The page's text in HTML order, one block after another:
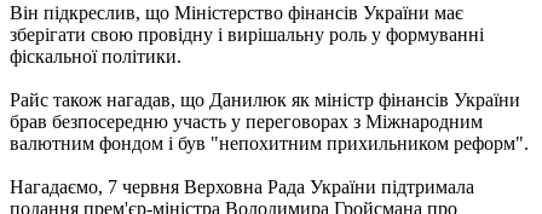
Він підкреслив, що Міністерство фінансів України має
зберігати свою провідну і вирішальну роль у формуванні
фіскальної політики.
Райс також нагадав, що Данилюк як міністр фінансів України
брав безпосередню участь у переговорах з Міжнародним
валютним фондом і був "непохитним прихильником реформ".
Нагадаємо, 7 червня Верховна Рада України підтримала
подання прем'єр-міністра Володимира Гройсмана про